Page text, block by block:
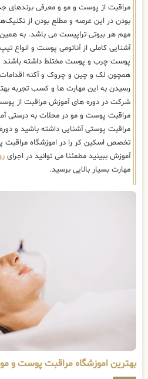
مراقبت از پوست و مو و معرفی برندهای
بودن در این عرصه و مطلع بودن از
مهم هر بیوتی تراپیست می باشد. به
آشنایی کاملی از آناتومی پوست و
پوست چرب و پوست مختلط داشته
همچون لک و چین و چروک و آکنه
رسیدن به این مهارت ها و کسب تجربه
شرکت در دوره های آموزش مراقبت از
مراقبت پوست و مو در محلات به درستی
مراقبت پوستی آشنایی داشته باشید و
تخصص اسکین کر را در اموزشگاه
آموزش ببینید مطمئنا می توانید در اجرای
مهارت بسیار بالایی برسید.
بهترین اموزشگاه مراقبت پوست و